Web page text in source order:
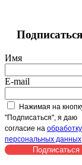
Подписаться
Имя
E-mail
Нажимая на
"Подписаться", я даю
согласие на обработку
персональных данных